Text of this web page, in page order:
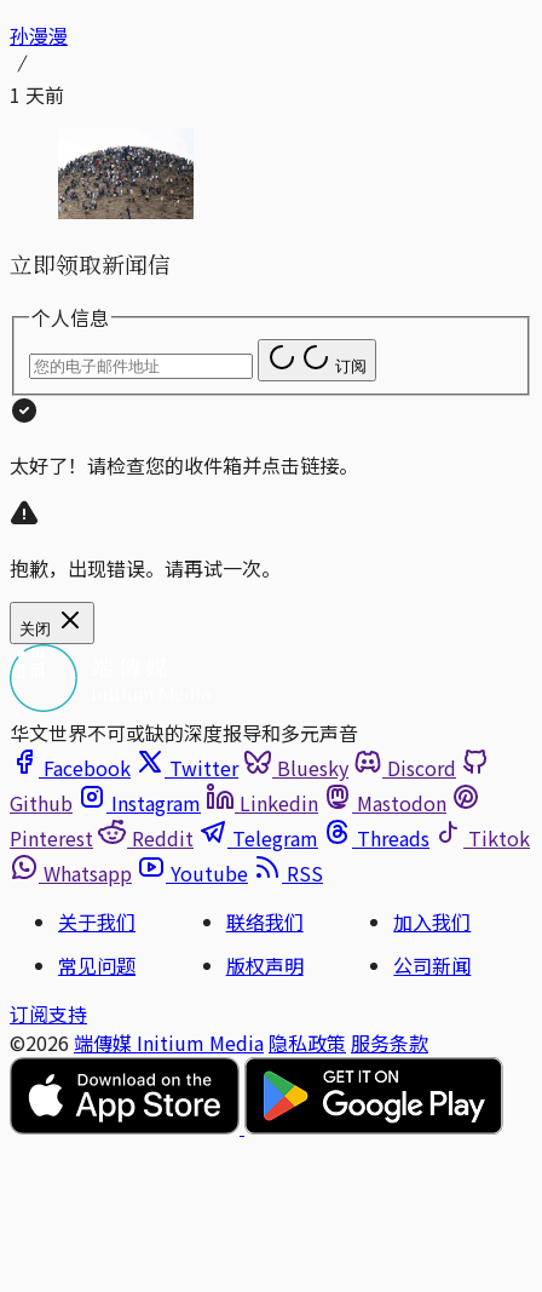
孙漫漫
1 天前
立即领取新闻信
个人信息
订阅
太好了！请检查您的收件箱并点击链接。
抱歉，出现错误。请再试一次。
关闭
华文世界不可或缺的深度报导和多元声音
Facebook
Twitter Bluesky
Discord
Github
Instagram Linkedin
Mastodon
Pinterest
Reddit Telegram Threads
Tiktok
Whatsapp
Youtube
RSS
关于我们
联络我们
加入我们
常见问题
版权声明
公司新闻
订阅支持
©2026 端傳媒 Initium Media 隐私政策 服务条款